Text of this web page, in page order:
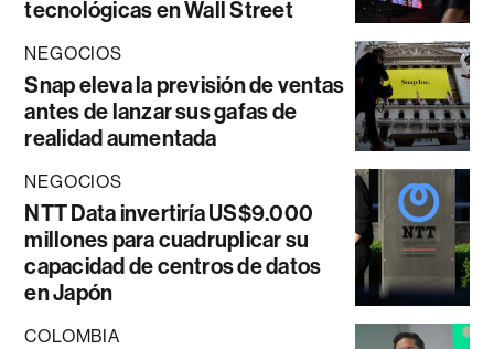
tecnológicas en Wall Street
NEGOCIOS
Snap eleva la previsión de ventas
antes de lanzar sus gafas de
realidad aumentada
NEGOCIOS
NTT Data invertiría US$9.000
millones para cuadruplicar su
capacidad de centros de datos
en Japón
COLOMBIA